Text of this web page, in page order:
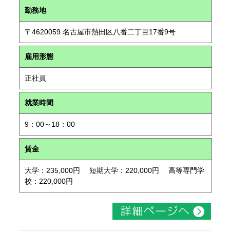
勤務地
〒4620059 名古屋市熱田区八番二丁目17番9号
雇用形態
正社員
就業時間
9：00～18：00
賃金
大学：235,000円 短期大学：220,000円 高等専門学
校：220,000円